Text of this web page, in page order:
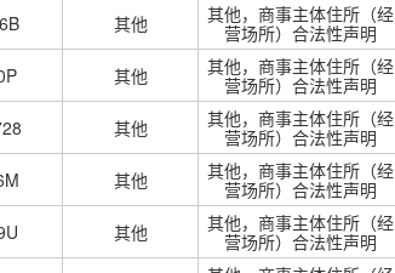
其他
其他，商事主体住所（经
营场所）合法性声明
其他
其他，商事主体住所（经
营场所）合法性声明
其他
其他，商事主体住所（经
营场所）合法性声明
其他
其他，商事主体住所（经
营场所）合法性声明
其他
其他，商事主体住所（经
营场所）合法性声明